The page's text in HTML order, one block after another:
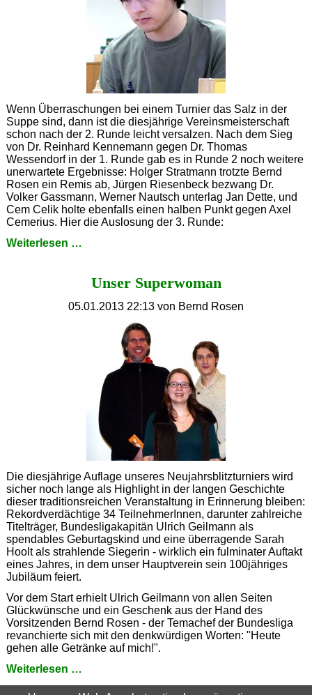
Wenn Überraschungen bei einem Turnier das Salz in der
Suppe sind, dann ist die diesjährige Vereinsmeisterschaft
schon nach der 2. Runde leicht versalzen. Nach dem Sieg
von Dr. Reinhard Kennemann gegen Dr. Thomas
Wessendorf in der 1. Runde gab es in Runde 2 noch weitere
unerwartete Ergebnisse: Holger Stratmann trotzte Bernd
Rosen ein Remis ab, Jürgen Riesenbeck bezwang Dr.
Volker Gassmann, Werner Nautsch unterlag Jan Dette, und
Cem Celik holte ebenfalls einen halben Punkt gegen Axel
Cemerius. Hier die Auslosung der 3. Runde:
Weiterlesen …
Unser Superwoman
05.01.2013 22:13 von Bernd Rosen
Die diesjährige Auflage unseres Neujahrsblitzturniers wird
sicher noch lange als Highlight in der langen Geschichte
dieser traditionsreichen Veranstaltung in Erinnerung bleiben:
Rekordverdächtige 34 TeilnehmerInnen, darunter zahlreiche
Titelträger, Bundesligakapitän Ulrich Geilmann als
spendables Geburtagskind und eine überragende Sarah
Hoolt als strahlende Siegerin - wirklich ein fulminater Auftakt
eines Jahres, in dem unser Hauptverein sein 100jähriges
Jubiläum feiert.
Vor dem Start erhielt Ulrich Geilmann von allen Seiten
Glückwünsche und ein Geschenk aus der Hand des
Vorsitzenden Bernd Rosen - der Temachef der Bundesliga
revanchierte sich mit den denkwürdigen Worten: "Heute
gehen alle Getränke auf mich!".
Weiterlesen …